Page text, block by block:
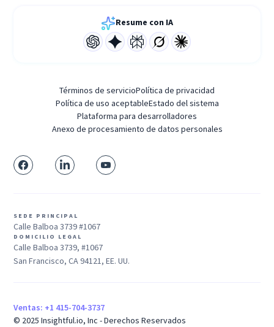
Resume con IA
Términos de servicioPolítica de privacidad
Política de uso aceptableEstado del sistema
Plataforma para desarrolladores
Anexo de procesamiento de datos personales
SEDE PRINCIPAL
Calle Balboa 3739 #1067
DOMICILIO LEGAL
Calle Balboa 3739, #1067
San Francisco, CA 94121, EE. UU.
Ventas: +1 415-704-3737
© 2025 Insightful.io, Inc - Derechos Reservados